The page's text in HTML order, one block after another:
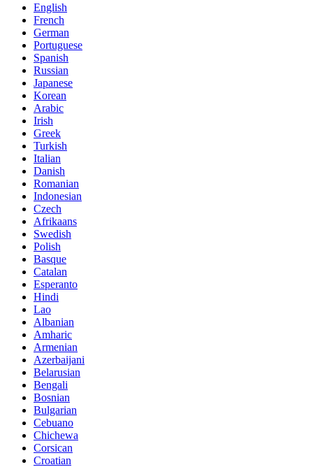
English
French
German
Portuguese
Spanish
Russian
Japanese
Korean
Arabic
Irish
Greek
Turkish
Italian
Danish
Romanian
Indonesian
Czech
Afrikaans
Swedish
Polish
Basque
Catalan
Esperanto
Hindi
Lao
Albanian
Amharic
Armenian
Azerbaijani
Belarusian
Bengali
Bosnian
Bulgarian
Cebuano
Chichewa
Corsican
Croatian